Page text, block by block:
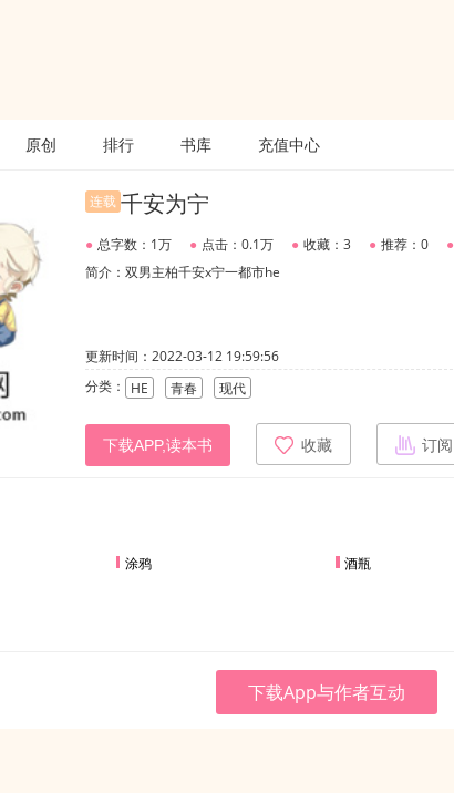
原创 排行 书库 充值中心
连载 千安为宁
● 总字数：1万 ● 点击：0.1万 ● 收藏：3 ● 推荐：0 ●
简介：双男主柏千安x宁一都市he
更新时间：2022-03-12 19:59:56
分类：
HE 青春 现代
下载APP,读本书 收藏 订阅
涂鸦 酒瓶
下载App与作者互动